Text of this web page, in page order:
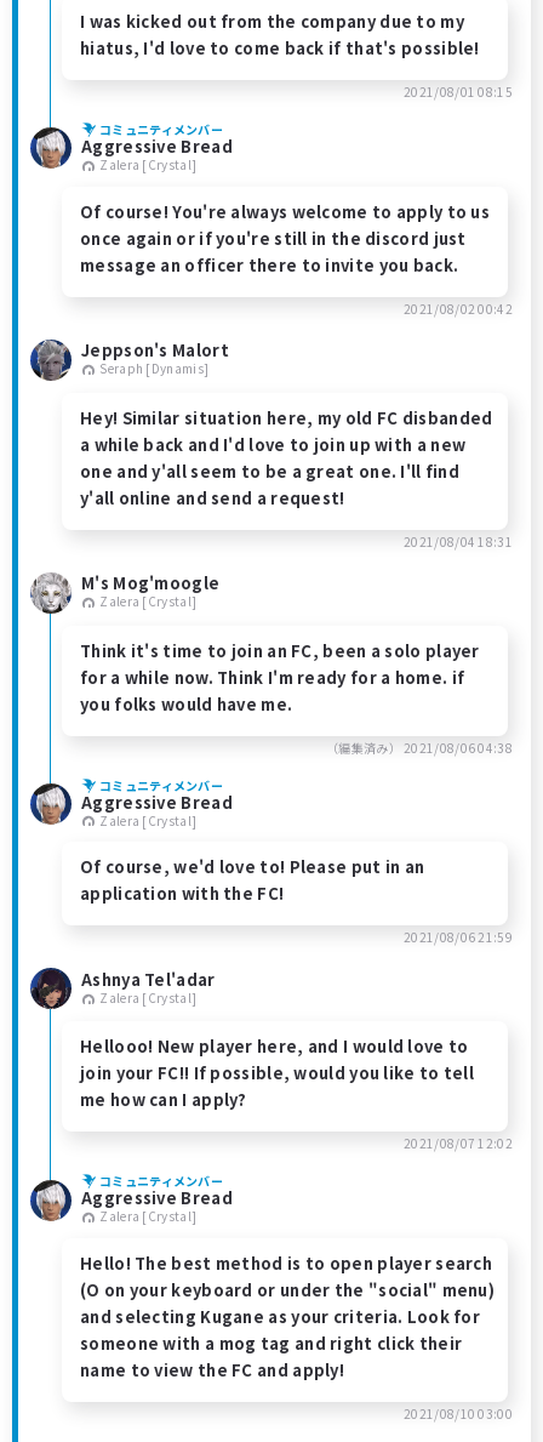
I was kicked out from the company due to my
hiatus, I'd love to come back if that's possible!
2021/08/01 08:15
コミュニティメンバー
Aggressive Bread
Zalera [Crystal]
Of course! You're always welcome to apply to us
once again or if you're still in the discord just
message an officer there to invite you back.
2021/08/02 00:42
Jeppson's Malort
Seraph [Dynamis]
Hey! Similar situation here, my old FC disbanded
a while back and I'd love to join up with a new
one and y'all seem to be a great one. I'll find
y'all online and send a request!
2021/08/04 18:31
M's Mog'moogle
Zalera [Crystal]
Think it's time to join an FC, been a solo player
for a while now. Think I'm ready for a home. if
you folks would have me.
（編集済み）2021/08/06 04:38
コミュニティメンバー
Aggressive Bread
Zalera [Crystal]
Of course, we'd love to! Please put in an
application with the FC!
2021/08/06 21:59
Ashnya Tel'adar
Zalera [Crystal]
Hellooo! New player here, and I would love to
join your FC!! If possible, would you like to tell
me how can I apply?
2021/08/07 12:02
コミュニティメンバー
Aggressive Bread
Zalera [Crystal]
Hello! The best method is to open player search
(O on your keyboard or under the "social" menu)
and selecting Kugane as your criteria. Look for
someone with a mog tag and right click their
name to view the FC and apply!
2021/08/10 03:00